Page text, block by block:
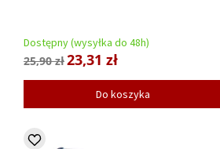
Dostępny (wysyłka do 48h)
25,90 zł23,31 zł
Do koszyka